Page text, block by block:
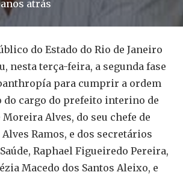
atrás
do Estado do Rio de Janeiro
nesta terça-feira, a segunda fase
para cumprir a ordem
do cargo do prefeito interino de
Alves, do seu chefe de
Alves Ramos, e dos secretários
Raphael Figueiredo Pereira,
Macedo dos Santos Aleixo, e